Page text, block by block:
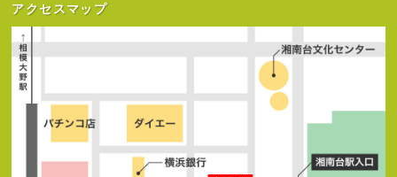
アクセスマップ